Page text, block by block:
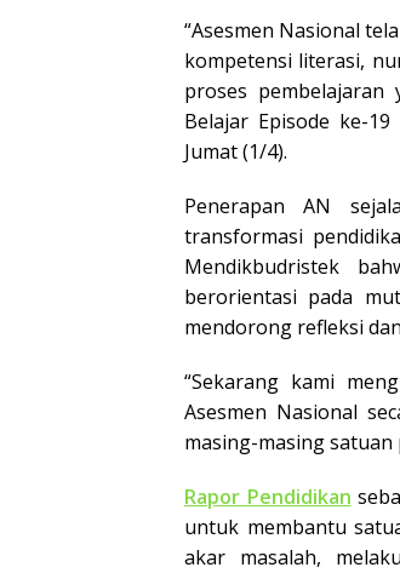
“Asesmen Nasional
kompetensi literasi,
proses pembelajaran
Belajar Episode ke-
Jumat (1/4).
Penerapan AN
transformasi
Mendikbudristek
berorientasi pada
mendorong refleksi
“Sekarang kami
Asesmen Nasional
masing-masing satuan
Rapor Pendidikan
untuk membantu
akar masalah,